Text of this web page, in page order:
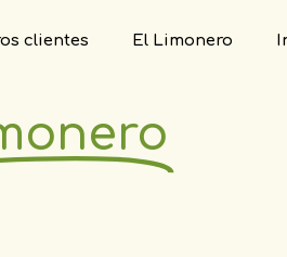
clientes El Limonero